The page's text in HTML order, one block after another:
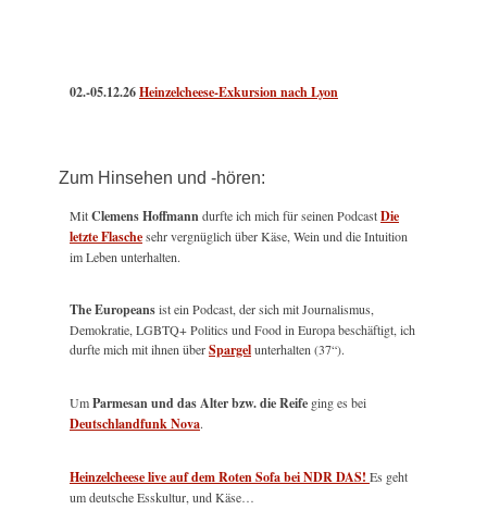
02.-05.12.26Heinzelcheese-Exkursion nach Lyon
Zum Hinsehen und -hören:
MitClemens Hoffmanndurfte ich mich für seinen PodcastDie
letzte Flaschesehr vergnüglich über Käse, Wein und die Intuition
im Leben unterhalten.
The Europeansist ein Podcast, der sich mit Journalismus,
Demokratie, LGBTQ+ Politics und Food in Europa beschäftigt, ich
durfte mich mit ihnen überSpargelunterhalten (37“).
UmParmesan und das Alter bzw. die Reife ging es bei
Deutschlandfunk Nova.
Heinzelcheese live auf dem Roten Sofa bei NDR DAS! Es geht
um deutsche Esskultur, und Käse…